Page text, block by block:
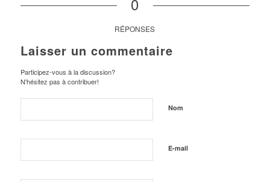
RÉPONSES
Laisser un commentaire
Participez-vous à la discussion?
N'hésitez pas à contribuer!
Nom
E-mail